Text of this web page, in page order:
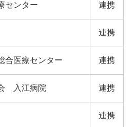
センター 連携
連携
合医療センター 連携
入江病院 連携
連携